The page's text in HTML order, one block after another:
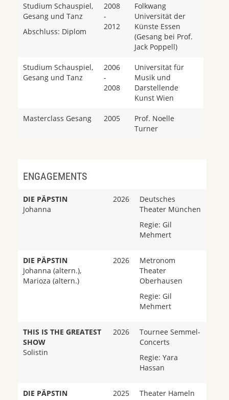
Studium Schauspiel,
Gesang und Tanz
Abschluss: Diplom
2008
-
2012
Folkwang
Universität der
Künste Essen
(Gesang bei Prof.
Jack Poppell)
Studium Schauspiel,
Gesang und Tanz
2006
-
2008
Universität für
Musik und
Darstellende
Kunst Wien
Masterclass Gesang 2005
Prof. Noelle
Turner
ENGAGEMENTS
DIE PÄPSTIN
Johanna
2026
Deutsches
Theater München
Regie: Gil
Mehmert
DIE PÄPSTIN
Johanna (altern.),
Marioza (altern.)
2026
Metronom
Theater
Oberhausen
Regie: Gil
Mehmert
THIS IS THE GREATEST
SHOW
Solistin
2026
Tournee Semmel-
Concerts
Regie: Yara
Hassan
DIE PÄPSTIN
2025 Theater Hameln